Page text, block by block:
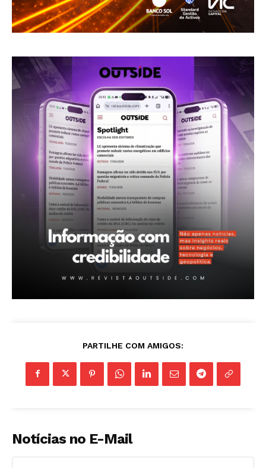
PARTILHE COM AMIGOS:
Notícias no E-Mail